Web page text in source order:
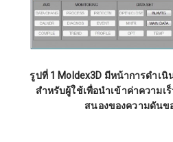
รูปที่ 1 Moldex3D มีหน้าการดำเ
สำหรับผู้ใช้เพื่อนำเข้าค่าความเ
สนองของความดันข